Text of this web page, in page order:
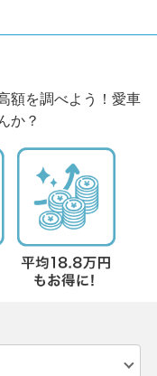
額を調べよう！愛車
か？